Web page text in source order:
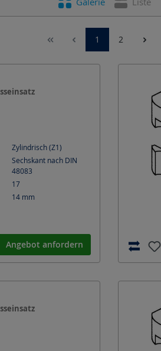
1 2
Zylindrisch (Z1)
Sechskant nach DIN
48083
17
14 mm
Angebot anfordern